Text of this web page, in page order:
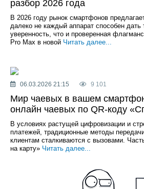
разбор 2026 года
В 2026 году рынок смартфонов
далеко не каждый аппарат способен дать
уверенность, что и проверенная
Pro Max в новой Читать далее...
06.03.2026 21:15 9 101
Мир чаевых в вашем
онлайн чаевых по QR-коду
В условиях растущей цифровизации и
платежей, традиционные методы
клиентам сталкиваются с вызовами.
на карту» Читать далее...